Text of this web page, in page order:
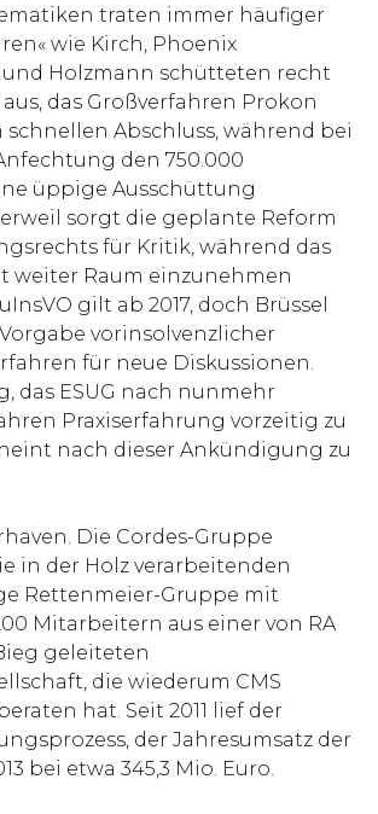
traten immer häufiger
wie Kirch, Phoenix
Holzmann schütteten recht
das Großverfahren Prokon
schnellen Abschluss, während bei
den 750.000
üppige Ausschüttung
sorgt die geplante Reform
für Kritik, während das
weiter Raum einzunehmen
gilt ab 2017, doch Brüssel
vorinsolvenzlicher
für neue Diskussionen.
das ESUG nach nunmehr
Praxiserfahrung vor­zeitig zu
nach dieser Ankündigung zu
Die Cordes-Gruppe
in der Holz verarbeitenden
Rettenmeier-Gruppe mit
Mitarbeitern aus einer von RA
geleiteten
die wiederum CMS
hat. Seit 2011 lief der
der Jahresumsatz der
bei etwa 345,3 Mio. Euro.